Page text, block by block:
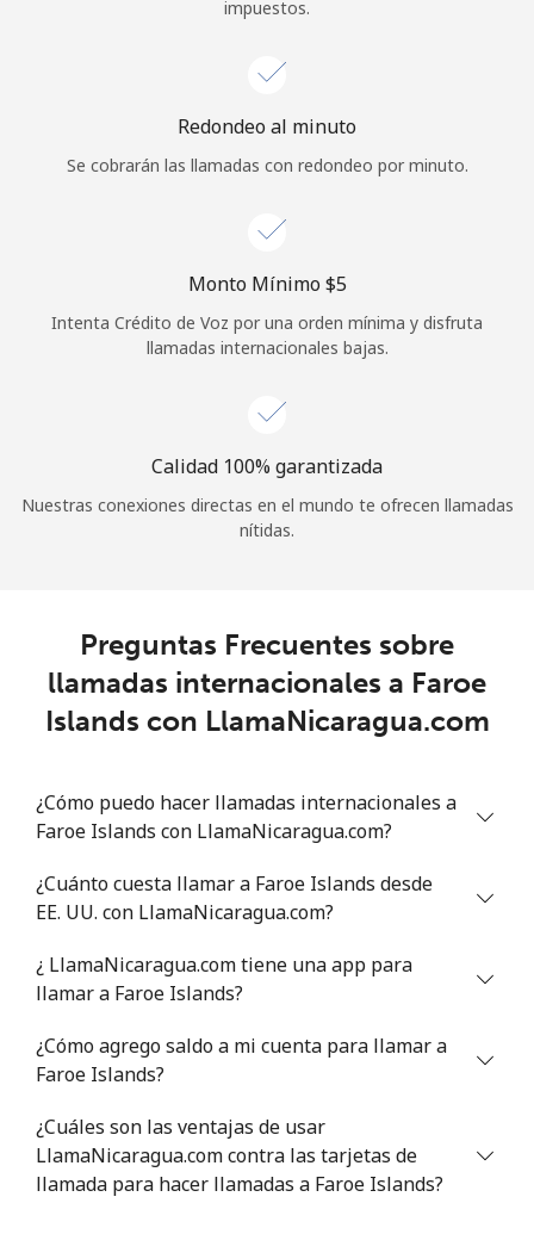
¿Olvidaste tu contraseña? →
Continuar con
impuestos.
Redondeo al minuto
Se cobrarán las llamadas con redondeo por minuto.
Monto Mínimo ⁦$5⁩
Intenta Crédito de Voz por una orden mínima y disfruta
llamadas internacionales bajas.
Calidad 100% garantizada
Nuestras conexiones directas en el mundo te ofrecen llamadas
nítidas.
Preguntas Frecuentes sobre
llamadas internacionales a Faroe
Islands con LlamaNicaragua.com
¿Cómo puedo hacer llamadas internacionales a
Faroe Islands con LlamaNicaragua.com?
¿Cuánto cuesta llamar a Faroe Islands desde
EE. UU. con LlamaNicaragua.com?
¿ LlamaNicaragua.com tiene una app para
llamar a Faroe Islands?
¿Cómo agrego saldo a mi cuenta para llamar a
Faroe Islands?
¿Cuáles son las ventajas de usar
LlamaNicaragua.com contra las tarjetas de
llamada para hacer llamadas a Faroe Islands?